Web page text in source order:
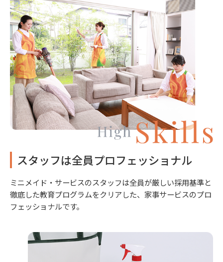
スタッフは全員プロフェッショナル
ミニメイド・サービスのスタッフは全員が厳しい採用基準と
徹底した教育プログラムをクリアした、家事サービスのプロ
フェッショナルです。